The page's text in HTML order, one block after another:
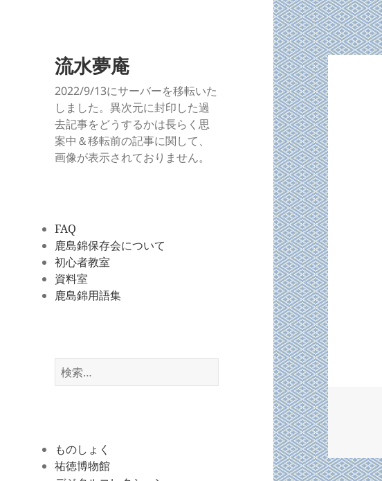
流水夢庵
2022/9/13にサーバーを移転いた
しました。異次元に封印した過
去記事をどうするかは長らく思
案中＆移転前の記事に関して、
画像が表示されておりません。
FAQ
鹿島錦保存会について
初心者教室
資料室
鹿島錦用語集
検
索:
ものしょく
祐徳博物館